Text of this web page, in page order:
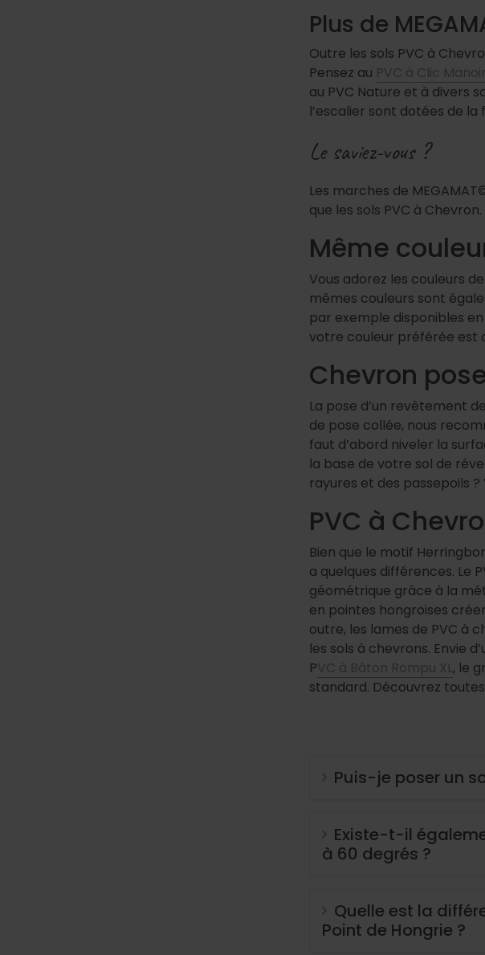
Plus de
Outre les sols PVC à
Pensez au PVC à Clic Manoir
au PVC Nature et à divers
l’escalier sont dotées de la
Le saviez-vous ?
Les marches de
que les sols PVC à
Même
Vous adorez les couleurs
mêmes couleurs sont
par exemple disponibles en
votre couleur préférée est
Chevron
La pose d’un revêtement
de pose collée, nous
faut d’abord niveler la
la base de votre sol de
rayures et des passepoils
PVC à
Bien que le motif
a quelques différences. Le
géométrique grâce à la
en pointes hongroises
outre, les lames de PVC à
les sols à chevrons. Envie
PVC à Bâton Rompu XL, le
standard. Découvrez
Puis-je poser un
Existe-t-il
à 60 degrés ?
Quelle est la
Point de Hongrie ?